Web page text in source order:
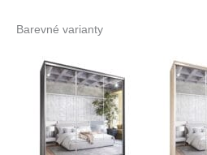
Barevné varianty